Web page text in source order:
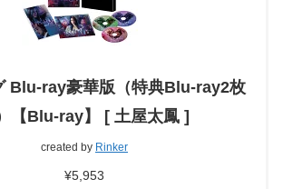
Blu-ray豪華版（特典Blu-ray2枚
【Blu-ray】 [ 土屋太鳳 ]
created by Rinker
¥5,953